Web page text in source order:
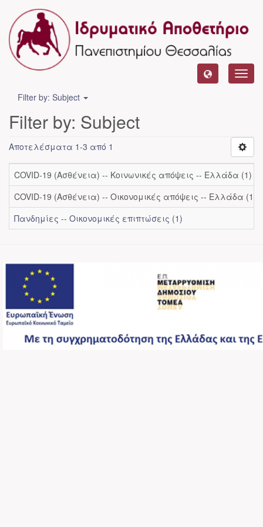
Filter by: Subject
Filter by: Subject
Αποτελέσματα 1-3 από 1
COVID-19 (Ασθένεια) -- Κοινωνικές απόψεις -- Ελλάδα (1)
COVID-19 (Ασθένεια) -- Οικονομικές απόψεις -- Ελλάδα (1)
Πανδημίες -- Οικονομικές επιπτώσεις (1)